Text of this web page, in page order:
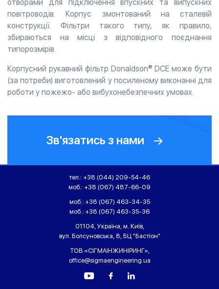
отворами для підключення впускних та випускних
повітроводів. Корпус змонтований на сталевій
конструкції. Фільтри такого типу, як правило,
збираються на місці з відповідного поєднання
типорозмірів.
Корпусний рукавний фільтр Donaldson® DCE може бути
(за потреби) виготовлений у посиленому виконанні для
роботи у пожежо- або вибухонебезпечних умовах.
Зв'язатись з нами
тел.: +38 (044) 209-54-46
моб.: +38 (067) 487-66-09
моб.:+38 (067) 463-34-35
моб.: +38 (067) 463-35-36
01104, Україна, м. Київ,
вул. Болсуновська, 8, БЦ "Бастіон"
ТОВ «СІГМАІНЖИНІРИНГ»,
office@sigmaengineering.ua